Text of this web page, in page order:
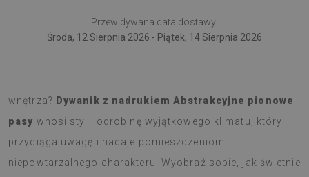
Przewidywana data dostawy:
Środa, 12 Sierpnia 2026 - Piątek, 14 Sierpnia 2026
wnętrza? Dywanik z nadrukiem Abstrakcyjne pionowe
pasy wnosi styl i odrobinę wyjątkowego klimatu, który
przyciąga uwagę i nadaje pomieszczeniom
niepowtarzalnego charakteru. Wyobraź sobie, jak świetnie